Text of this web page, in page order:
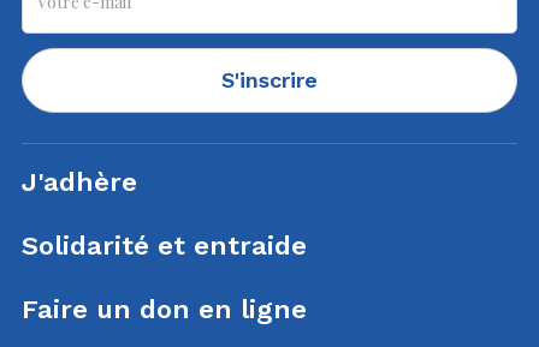
S'inscrire
J'adhère
Solidarité et entraide
Faire un don en ligne